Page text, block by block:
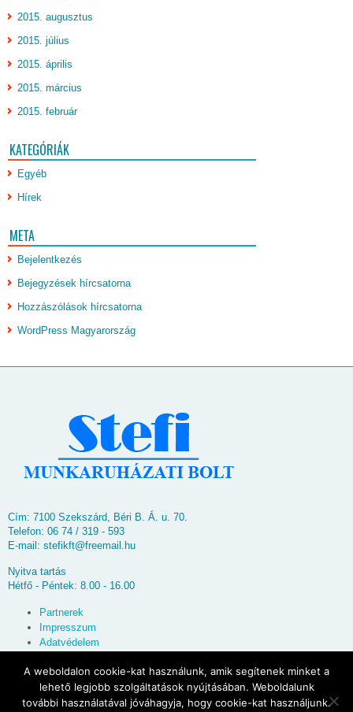
2015. augusztus
2015. július
2015. április
2015. március
2015. február
KATEGÓRIÁK
Egyéb
Hírek
META
Bejelentkezés
Bejegyzések hírcsatorna
Hozzászólások hírcsatorna
WordPress Magyarország
Cím: 7100 Szekszárd, Béri B. Á. u. 70.
Telefon: 06 74 / 319 - 593
E-mail: stefikft@freemail.hu
Nyitva tartás
Hétfő - Péntek: 8.00 - 16.00
Partnerek
Impresszum
Adatvédelem
© 2026Stefi Munkaruházati Bolt
A weboldalon cookie-kat használunk, amik segítenek minket a
lehető legjobb szolgáltatások nyújtásában. Weboldalunk
további használatával jóváhagyja, hogy cookie-kat használjunk.